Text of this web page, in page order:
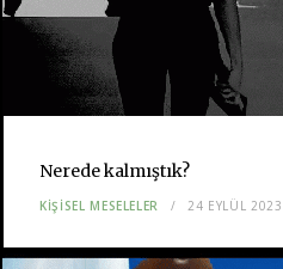
Nerede kalmıştık?
KIŞISEL MESELELER 24 EYLÜL 2023